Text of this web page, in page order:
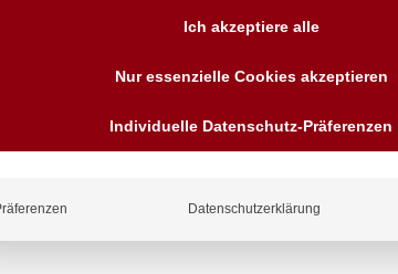
aus AISI 304
Anfragen
Wir sind
für Sie da
Kreditkarte,
Ich akzeptiere alle
Nur essenzielle Cookies akzeptieren
Individuelle Datenschutz-Präferenzen
Datenschutzerklärung